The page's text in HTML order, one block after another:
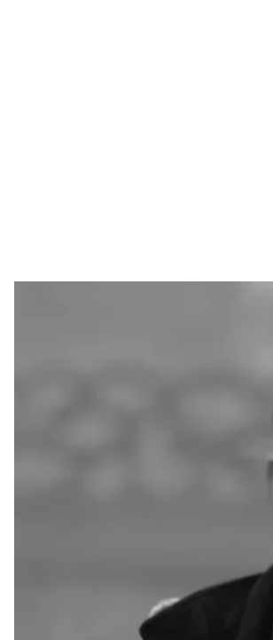
Під час удару по Кривому Рогу
в коментарі
«Троє дітей важко пережили